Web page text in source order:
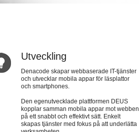
Utveckling
Denacode skapar webbaserade IT-tjänster
och utvecklar mobila appar för läsplattor
och smartphones.
Den egenutvecklade plattformen DEUS
kopplar samman mobila appar mot webben
på ett snabbt och effektivt sätt. Enkelt
skapas tjänster med fokus på att underlätta